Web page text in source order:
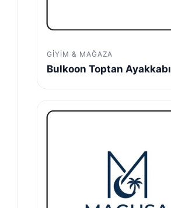
GIYIM & MAĞAZA
Bulkoon Toptan Ayakkabı